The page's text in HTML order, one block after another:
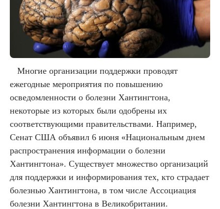
Многие организации поддержки проводят
ежегодные мероприятия по повышению
осведомленности о болезни Хантингтона,
некоторые из которых были одобрены их
соответствующими правительствами. Например,
Сенат США объявил 6 июня «Национальным днем
распространения информации о болезни
Хантингтона». Существует множество организаций
для поддержки и информирования тех, кто страдает
болезнью Хантингтона, в том числе Ассоциация
болезни Хантингтона в Великобритании.